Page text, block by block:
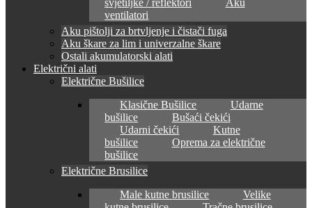
svjetiljke / reflektori
Aku
ventilatori
Aku pištolji za brtvljenje i čistači fuga
Aku škare za lim i univerzalne škare
Ostali akumulatorski alati
Električni alati
Električne Bušilice
Klasične Bušilice
Udarne
bušilice
Bušaći čekići
Udarni čekići
Kutne
bušilice
Oprema za električne
bušilice
Električne Brusilice
Male kutne brusilice
Velike